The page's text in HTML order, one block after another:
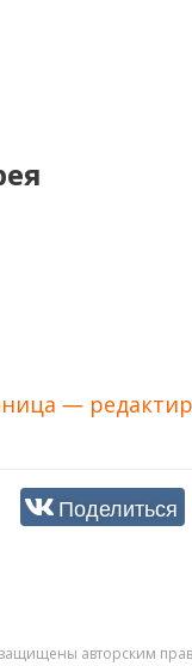
—
Поделиться
авторским